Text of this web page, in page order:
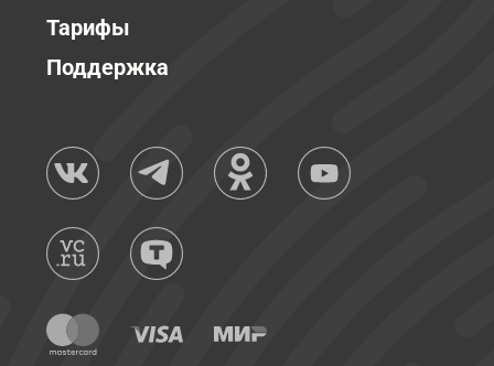
Тарифы
Поддержка